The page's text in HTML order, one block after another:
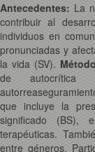
Antecedentes: La
contribuir al
individuos en
pronunciadas y
la vida (SV).
de autocrítica
que incluye la
significado (BS),
terapéuticas.
entre géneros.